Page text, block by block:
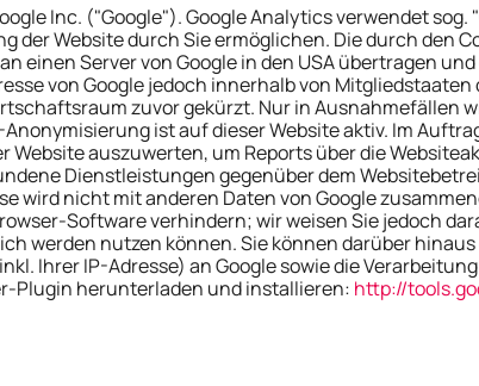
Inc. ("Google"). Google Analytics verwendet sog.
der Website durch Sie ermöglichen. Die durch den
einen Server von Google in den USA übertragen
von Google jedoch innerhalb von
zuvor gekürzt. Nur in Ausnahmefällen
ist auf dieser Website aktiv. Im
auszuwerten, um Reports über die
Dienstleistungen gegenüber dem
wird nicht mit anderen Daten von Google
Software verhindern; wir weisen Sie jedoch
werden nutzen können. Sie können darüber
Ihrer IP-Adresse) an Google sowie die
Plugin herunterladen und installieren: http://